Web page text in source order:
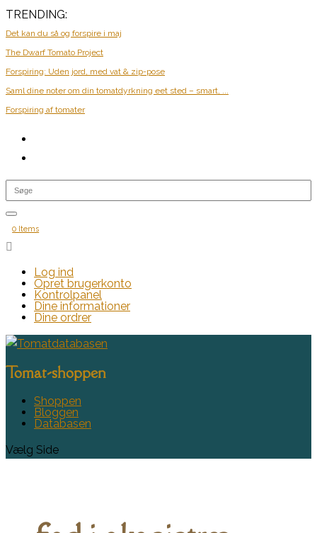
TRENDING:
Det kan du så og forspire i maj
The Dwarf Tomato Project
Forspiring: Uden jord, med vat & zip-pose
Saml dine noter om din tomatdyrkning eet sted – smart, ...
Forspiring af tomater
0 Items

Log ind
Opret brugerkonto
Kontrolpanel
Dine informationer
Dine ordrer
Tomat-shoppen
Shoppen
Bloggen
Databasen
Vælg Side